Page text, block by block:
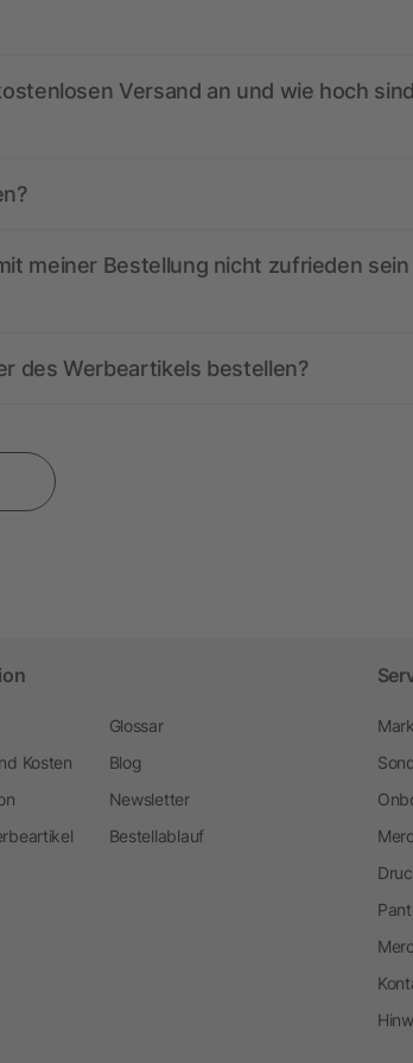
Versand an und wie hoch
meiner Bestellung nicht zufrieden sein
des Werbeartikels bestellen?
Kosten
Glossar
Blog
Newsletter
Bestellablauf